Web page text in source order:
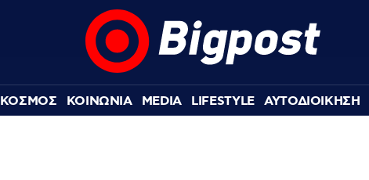
ΚΟΣΜΟΣ ΚΟΙΝΩΝΙΑ MEDIA LIFESTYLE ΑΥΤΟΔΙΟΙΚΗΣΗ